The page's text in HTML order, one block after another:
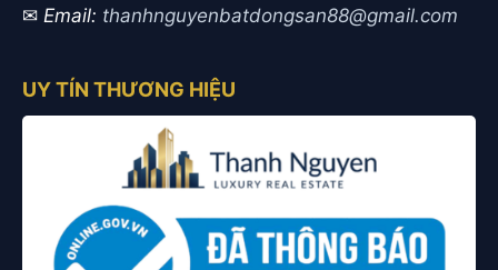
✉ Email: thanhnguyenbatdongsan88@gmail.com
UY TÍN THƯƠNG HIỆU